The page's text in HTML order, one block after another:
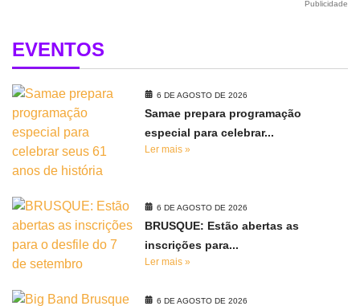
Publicidade
EVENTOS
6 DE AGOSTO DE 2026
Samae prepara programação
especial para celebrar...
Ler mais »
6 DE AGOSTO DE 2026
BRUSQUE: Estão abertas as
inscrições para...
Ler mais »
6 DE AGOSTO DE 2026